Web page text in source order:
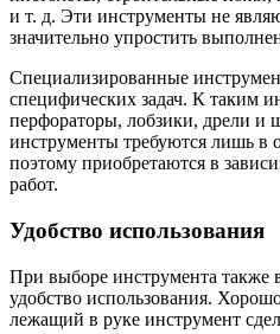
и т. д. Эти инструменты не
значительно упростить
Специализированные
специфических задач. К таким
перфораторы, лобзики, дрели
инструменты требуются лишь в
поэтому приобретаются в
работ.
Удобство использования
При выборе инструмента также
удобство использования.
лежащий в руке инструмент